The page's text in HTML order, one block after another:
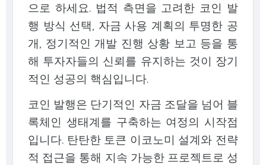
으로 하세요. 법적 측면을 고려한 코인 발
행 방식 선택, 자금 사용 계획의 투명한 공
개, 정기적인 개발 진행 상황 보고 등을 통
해 투자자들의 신뢰를 유지하는 것이 장기
적인 성공의 핵심입니다.
코인 발행은 단기적인 자금 조달을 넘어 블
록체인 생태계를 구축하는 여정의 시작점
입니다. 탄탄한 토큰 이코노미 설계와 전략
적 접근을 통해 지속 가능한 프로젝트로 성